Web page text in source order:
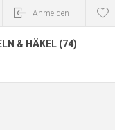
Anmelden
& HÄKEL (74)